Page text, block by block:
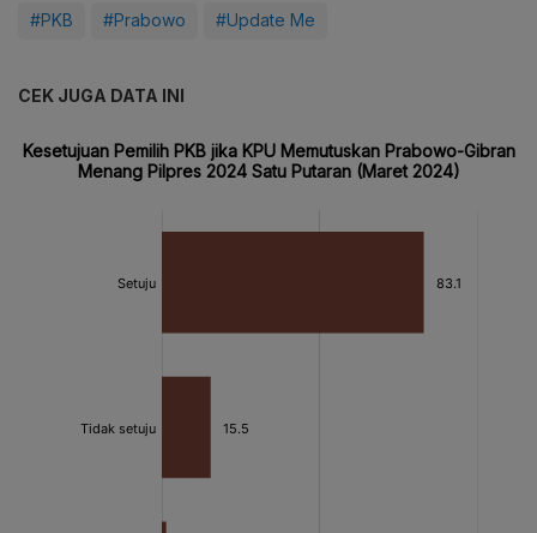
#PKB #Prabowo #Update Me
CEK JUGA DATA INI